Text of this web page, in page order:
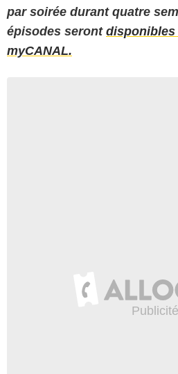
par soirée durant quatre
épisodes seront
myCANAL.